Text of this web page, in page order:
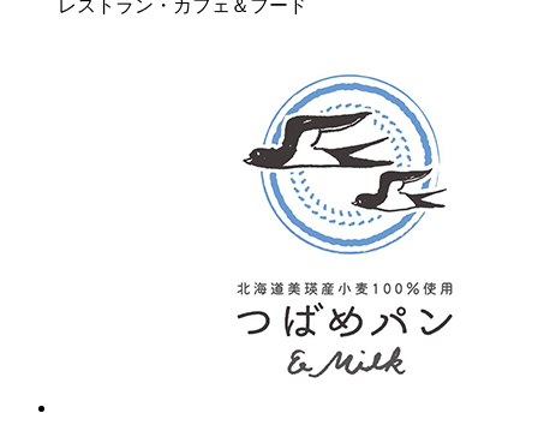
レストラン・カフェ＆フード